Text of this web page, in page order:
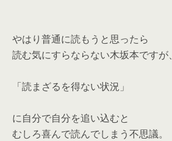
やはり普通に読もうと思ったら
読む気にすらならない木坂本ですが、
「読まざるを得ない状況」
に自分で自分を追い込むと
むしろ喜んで読んでしまう不思議。